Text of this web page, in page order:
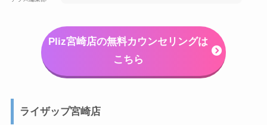
Pliz宮崎店の無料カウンセリングは
こちら
ライザップ宮崎店